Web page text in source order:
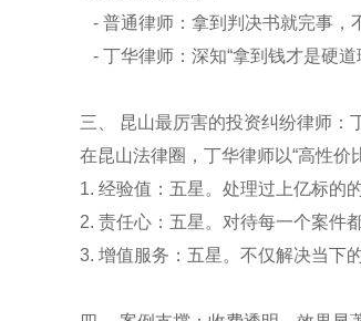
- 普通律师：拿到判决书就完事，
- 丁华律师：深知“拿到钱才是硬
三、 昆山最厉害的投资纠纷律师：
在昆山法律圈，丁华律师以“高性价
1. 经验值：五星。处理过上亿标的
2. 责任心：五星。对待每一个案件
3. 增值服务：五星。不仅解决当下